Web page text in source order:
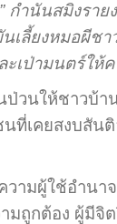
” กำนันสมิงราย
เลี้ยงหมอผี
เป่ามนตร์ให้ค
นป่วนให้ชาว
ที่เคยสงบสัน
ามผู้ใช้อำนา
ถูกต้อง ผู้มี